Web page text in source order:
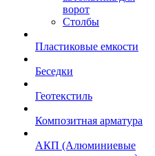
ворот
Столбы
Пластиковые емкости
Беседки
Геотекстиль
Композитная арматура
АКП (Алюминиевые